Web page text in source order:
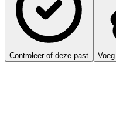
Controleer of deze past